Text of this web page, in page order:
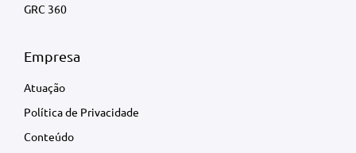
GRC 360
Empresa
Atuação
Política de Privacidade
Conteúdo